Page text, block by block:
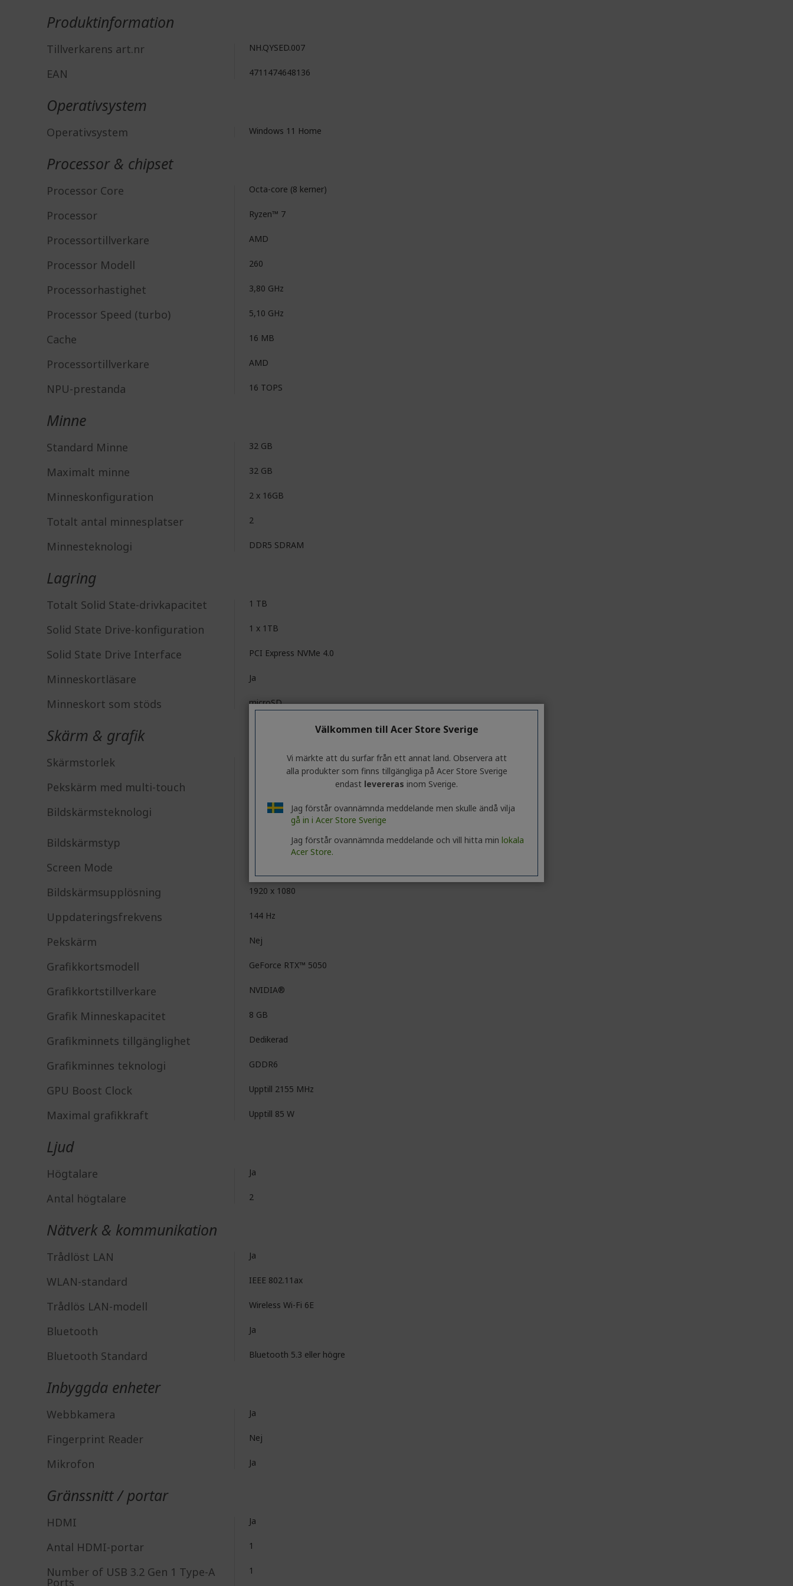
Produktinformation
Tillverkarens art.nr NH.QYSED.007
EAN 4711474648136
Operativsystem
Operativsystem Windows 11 Home
Processor & chipset
Processor Core Octa-core (8 kerner)
Processor Ryzen™ 7
Processortillverkare AMD
Processor Modell 260
Processorhastighet 3,80 GHz
Processor Speed (turbo) 5,10 GHz
Cache 16 MB
Processortillverkare AMD
NPU-prestanda 16 TOPS
Minne
Standard Minne 32 GB
Maximalt minne 32 GB
Minneskonfiguration 2 x 16GB
Totalt antal minnesplatser 2
Minnesteknologi DDR5 SDRAM
Lagring
Totalt Solid State-drivkapacitet 1 TB
Solid State Drive-konfiguration 1 x 1TB
Solid State Drive Interface PCI Express NVMe 4.0
Minneskortläsare Ja
Minneskort som stöds microSD
Skärm & grafik
Skärmstorlek 43,9 cm (17,3")
Pekskärm med multi-touch
Bildskärmsteknologi ComfyView (matt)
Bildskärmstyp Active Matrix TFT LCD
Screen Mode
Bildskärmsupplösning 1920 x 1080
Uppdateringsfrekvens 144 Hz
Pekskärm Nej
Grafikkortsmodell GeForce RTX™ 5050
Grafikkortstillverkare NVIDIA®
Grafik Minneskapacitet 8 GB
Grafikminnets tillgänglighet Dedikerad
Grafikminnes teknologi GDDR6
GPU Boost Clock Upptill 2155 MHz
Maximal grafikkraft Upptill 85 W
Ljud
Högtalare Ja
Antal högtalare 2
Nätverk & kommunikation
Trådlöst LAN Ja
WLAN-standard IEEE 802.11ax
Trådlös LAN-modell Wireless Wi-Fi 6E
Bluetooth Ja
Bluetooth Standard Bluetooth 5.3 eller högre
Inbyggda enheter
Webbkamera Ja
Fingerprint Reader Nej
Mikrofon Ja
Gränssnitt / portar
HDMI Ja
Antal HDMI-portar 1
Number of USB 3.2 Gen 1 Type-A
Ports
1
Välkommen till Acer Store Sverige
Vi märkte att du surfar från ett annat land. Observera att
alla produkter som finns tillgängliga på Acer Store Sverige
endast levereras inom Sverige.
Jag förstår ovannämnda meddelande men skulle ändå vilja
gå in i Acer Store Sverige
Jag förstår ovannämnda meddelande och vill hitta min lokala
Acer Store.